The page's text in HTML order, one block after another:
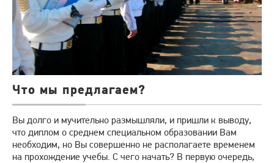
Что мы предлагаем?
Вы долго и мучительно размышляли, и пришли к выводу,
что диплом о среднем специальном образовании Вам
необходим, но Вы совершенно не располагаете временем
на прохождение учебы. С чего начать? В первую очередь,